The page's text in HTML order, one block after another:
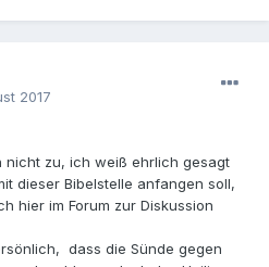
2017
nicht zu, ich weiß ehrlich gesagt
dieser Bibelstelle anfangen soll,
hier im Forum zur Diskussion
dass die Sünde gegen